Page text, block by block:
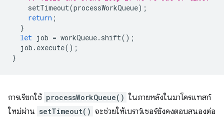
setTimeout(processWorkQueue);
return ;
}
let job = workQueue. shift();
job . execute();
}
การเรียกใช้ processWorkQueue() ในภายหลังในมาโครแทสก์
ใหม่ผ่าน setTimeout() จะช่วยให้เบราว์เซอร์ยังคงตอบสนองต่อ